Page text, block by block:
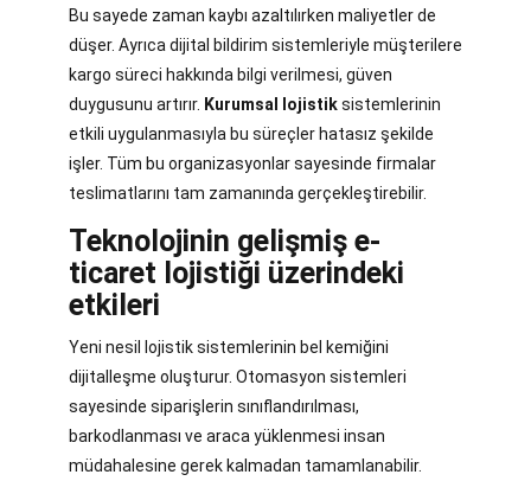
Bu sayede zaman kaybı azaltılırken maliyetler de
düşer. Ayrıca dijital bildirim sistemleriyle müşterilere
kargo süreci hakkında bilgi verilmesi, güven
duygusunu artırır. Kurumsal lojistiksistemlerinin
etkili uygulanmasıyla bu süreçler hatasız şekilde
işler. Tüm bu organizasyonlar sayesinde firmalar
teslimatlarını tam zamanında gerçekleştirebilir.
Teknolojinin gelişmiş e-
ticaret lojistiği üzerindeki
etkileri
Yeni nesil lojistik sistemlerinin bel kemiğini
dijitalleşme oluşturur. Otomasyon sistemleri
sayesinde siparişlerin sınıflandırılması,
barkodlanması ve araca yüklenmesi insan
müdahalesine gerek kalmadan tamamlanabilir.